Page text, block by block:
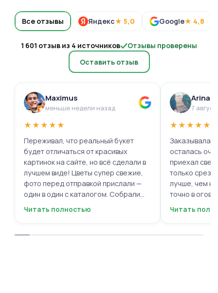
Все отзывы Яндекс★ 5,0 Google★ 4,8
1 601 отзыв из 4 источников
Отзывы проверены
Оставить отзыв
Maximus
меньше недели назад
★★★★★
Переживал, что реальный букет
будет отличаться от красивых
картинок на сайте, но всё сделали в
лучшем виде! Цветы супер свежие,
фото перед отправкой прислали —
один в один с каталогом. Собрали
быстро, курьер не подвёл. Мужской
Читать полностью
Arina
7
★★★★★
Заказывала
осталась очень
приехал
только
лучше, чем
точно в
вежливый,
Читать